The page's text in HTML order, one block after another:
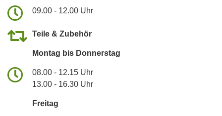
09.00 - 12.00 Uhr
Teile & Zubehör
Montag bis Donnerstag
08.00 - 12.15 Uhr
13.00 - 16.30 Uhr
Freitag